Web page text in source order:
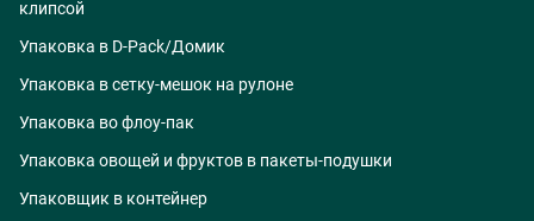
клипсой
Упаковка в D-Pack/Домик
Упаковка в сетку-мешок на рулоне
Упаковка во флоу-пак
Упаковка овощей и фруктов в пакеты-подушки
Упаковщик в контейнер